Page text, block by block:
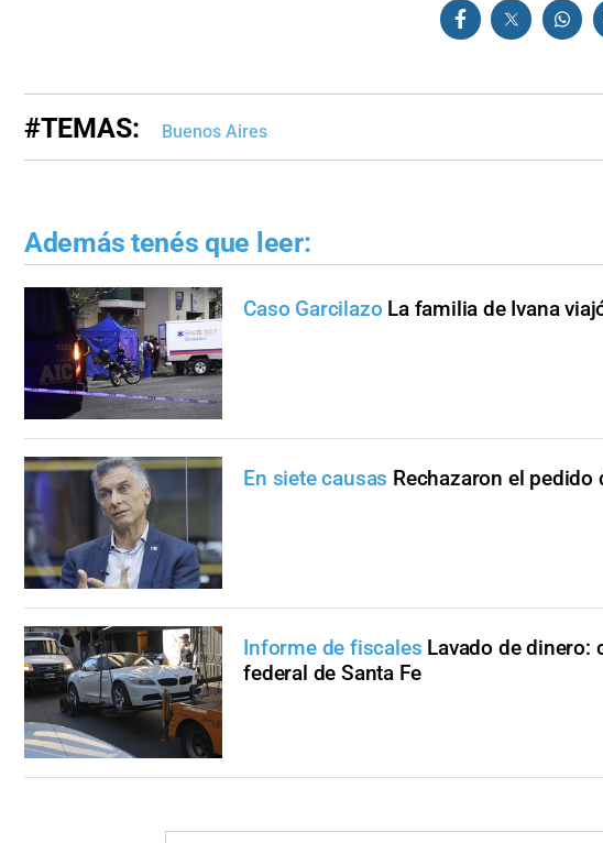
#TEMAS: Buenos Aires
Además tenés que leer:
Caso Garcilazo La familia de Ivana
En siete causas Rechazaron el
Informe de fiscales Lavado de dinero:
federal de Santa Fe